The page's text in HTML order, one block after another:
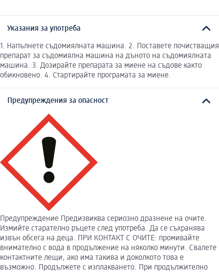
Указания за употреба
1. Напълнете съдомиялната машина. 2. Поставете почистващия
препарат за съдомиялна машина на дъното на съдомиялната
машина. 3. Дозирайте препарата за миене на съдове както
обикновено. 4. Стартирайте програмата за миене.
Предупреждения за опасност
Предупреждение Предизвиква сериозно дразнене на очите.
Измийте старателно ръцете след употреба. Да се съхранява
извън обсега на деца. ПРИ КОНТАКТ С ОЧИТЕ: промивайте
внимателно с вода в продължение на няколко минути. Свалете
контактните лещи, ако има такива и доколкото това е
възможно. Продължете с изплакването. При продължително